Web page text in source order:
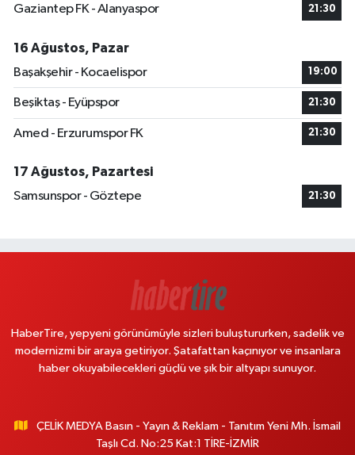
Gaziantep FK - Alanyaspor 21:30
16 Ağustos, Pazar
Başakşehir - Kocaelispor
19:00
Beşiktaş - Eyüpspor 21:30
Amed - Erzurumspor FK 21:30
17 Ağustos, Pazartesi
Samsunspor - Göztepe
21:30
HaberTire, yepyeni görünümüyle sizleri buluştururken, sadelik ve
modernizmi bir araya getiriyor. Şatafattan kaçınıyor ve insanlara
haber okuyabilecekleri güçlü ve şık bir altyapı sunuyor.
ÇELİK MEDYA Basın - Yayın & Reklam - Tanıtım Yeni Mh. İsmail
Taşlı Cd. No:25 Kat:1 TİRE-İZMİR